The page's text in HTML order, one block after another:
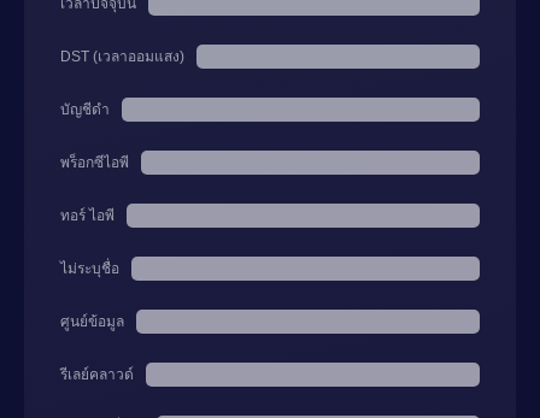
เวลาปัจจุบัน
DST (เวลาออมแสง)
บัญชีดำ
พร็อกซีไอพี
ทอร์ ไอพี
ไม่ระบุชื่อ
ศูนย์ข้อมูล
รีเลย์คลาวด์